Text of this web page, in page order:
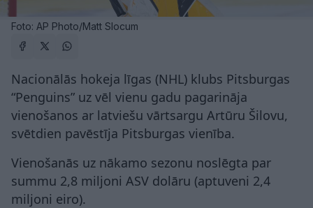
Foto: AP Photo/Matt Slocum
Nacionālās hokeja līgas (NHL) klubs Pitsburgas
“Penguins” uz vēl vienu gadu pagarināja
vienošanos ar latviešu vārtsargu Artūru Šilovu,
svētdien pavēstīja Pitsburgas vienība.
Vienošanās uz nākamo sezonu noslēgta par
summu 2,8 miljoni ASV dolāru (aptuveni 2,4
miljoni eiro).